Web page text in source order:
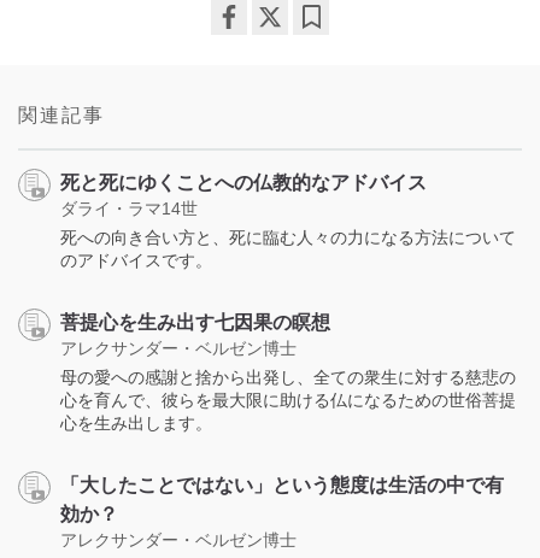
関連記事
死と死にゆくことへの仏教的なアドバイス
ダライ・ラマ14世
死への向き合い方と、死に臨む人々の力になる方法について
のアドバイスです。
菩提心を生み出す七因果の瞑想
アレクサンダー・ベルゼン博士
母の愛への感謝と捨から出発し、全ての衆生に対する慈悲の
心を育んで、彼らを最大限に助ける仏になるための世俗菩提
心を生み出します。
「大したことではない」という態度は生活の中で有
効か？
アレクサンダー・ベルゼン博士